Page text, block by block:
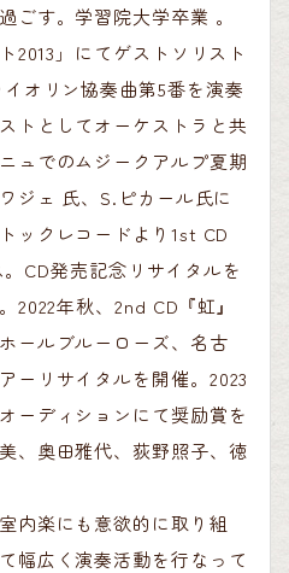
ごす。学習院大学卒業 。
2013」にてゲストソリスト
オリン協奏曲第5番を演奏
トとしてオーケストラと共
ュでのムジークアルプ夏期
ジェ 氏、S.ピカール氏に
ックレコードより1st CD
CD発売記念リサイタルを
2022年秋、2nd CD『虹』
ールブルーローズ、名古
ーリサイタルを開催。2023
ーディションにて奨励賞を
、奥田雅代、荻野照子、徳
内楽にも意欲的に取り組
幅広く演奏活動を行なって